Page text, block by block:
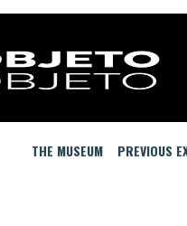
THE MUSEUM PREVIOUS